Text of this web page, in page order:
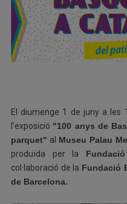
El diumenge 1 de juny a
l'exposició "100 anys de
parquet" al Museu Palau
produïda per la
col·laboració de la Fundació
de Barcelona.